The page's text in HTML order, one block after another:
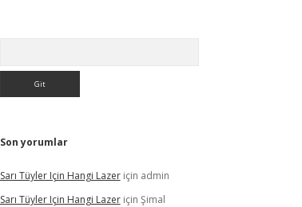
Son yorumlar
Sarı Tüyler Için Hangi Lazeriçin admin
Sarı Tüyler Için Hangi Lazeriçin Şimal